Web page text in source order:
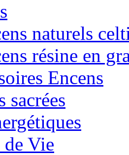
naturels
résine en
Encens
sacrées
Vie